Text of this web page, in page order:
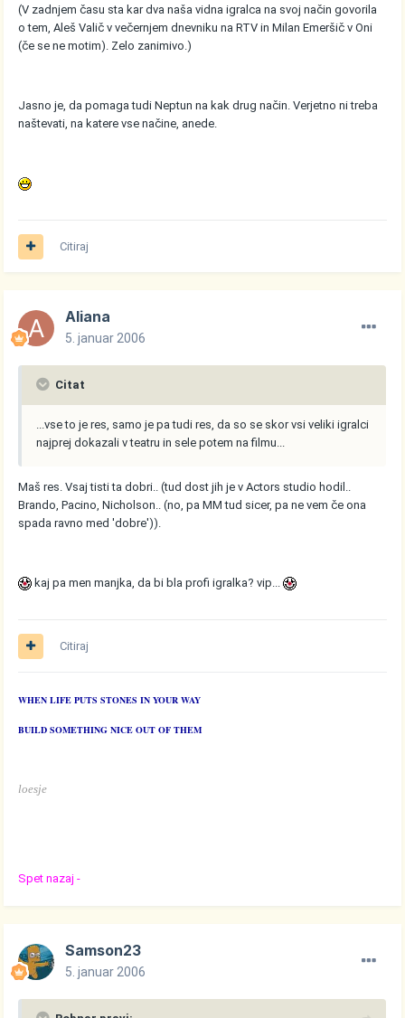
(V zadnjem času sta kar dva naša vidna igralca na svoj način govorila
o tem, Aleš Valič v večernjem dnevniku na RTV in Milan Emeršič v Oni
(če se ne motim). Zelo zanimivo.)
Jasno je, da pomaga tudi Neptun na kak drug način. Verjetno ni treba
naštevati, na katere vse načine, anede.
Citiraj
Aliana
5. januar 2006
Citat
...vse to je res, samo je pa tudi res, da so se skor vsi veliki igralci
najprej dokazali v teatru in sele potem na filmu...
Maš res. Vsaj tisti ta dobri.. (tud dost jih je v Actors studio hodil..
Brando, Pacino, Nicholson.. (no, pa MM tud sicer, pa ne vem če ona
spada ravno med 'dobre')).
kaj pa men manjka, da bi bla profi igralka? vip...
Citiraj
WHEN LIFE PUTS STONES IN YOUR WAY
BUILD SOMETHING NICE OUT OF THEM
loesje
Spet nazaj -
Samson23
5. januar 2006